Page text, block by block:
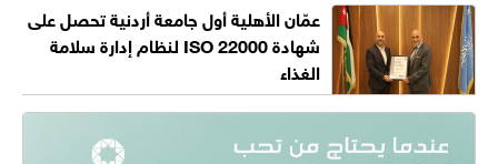
عمّان الأهلية أول جامعة أردنية تحصل على
شهادة ISO 22000 لنظام إدارة سلامة
الغذاء